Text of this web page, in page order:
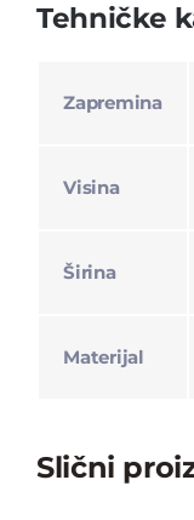
Tehničke
Zapremina
Visina
Širina
Materijal
Slični